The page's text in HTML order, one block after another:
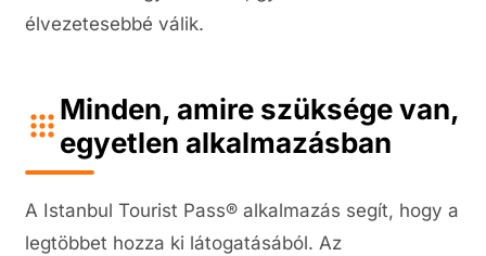
élvezetesebbé válik.
Minden, amire szüksége van,
egyetlen alkalmazásban
A Istanbul Tourist Pass® alkalmazás segít, hogy a
legtöbbet hozza ki látogatásából. Az